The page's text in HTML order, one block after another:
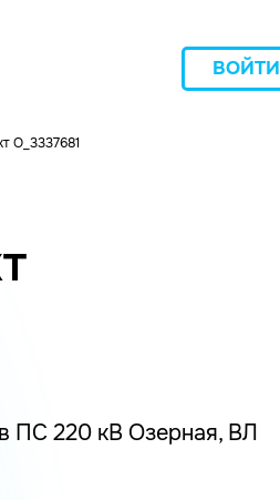
ВОЙТИ
O_3337681
ПС 220 кВ Озерная, ВЛ